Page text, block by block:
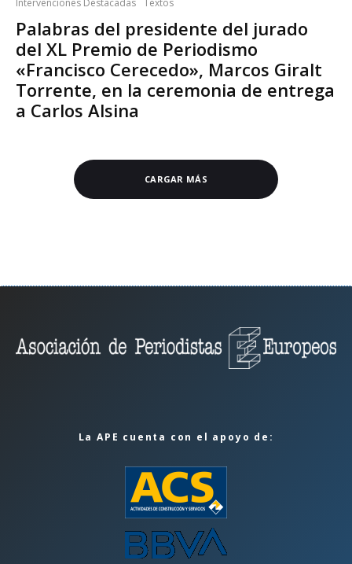
Palabras del presidente del jurado
del XL Premio de Periodismo
«Francisco Cerecedo», Marcos Giralt
Torrente, en la ceremonia de entrega
a Carlos Alsina
CARGAR MÁS
La APE cuenta con el apoyo de: